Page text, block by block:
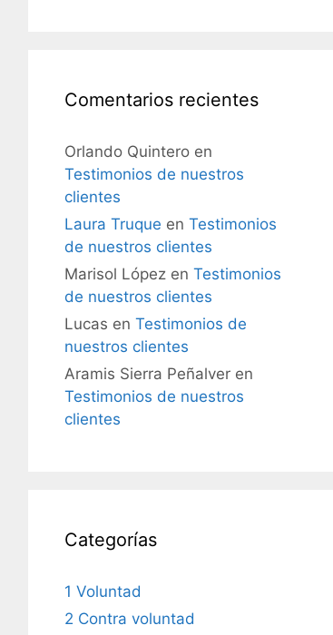
Comentarios recientes
Orlando Quintero en
Testimonios de nuestros
clientes
Laura Truque en Testimonios
de nuestros clientes
Marisol López en Testimonios
de nuestros clientes
Lucas en Testimonios de
nuestros clientes
Aramis Sierra Peñalver en
Testimonios de nuestros
clientes
Categorías
1 Voluntad
2 Contra voluntad